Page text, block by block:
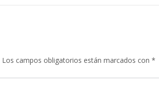
Los campos obligatorios están marcados con *